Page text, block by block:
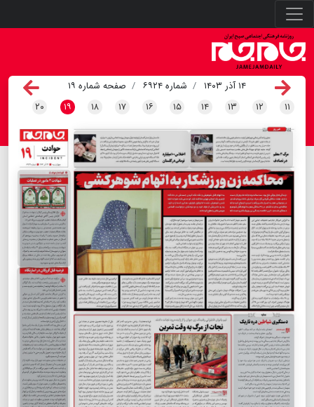
۱۴ آذر ۱۴۰۳ شماره ۶۹۲۴
صفحه شماره ۱۹
۱۱ ۱۲ ۱۳ ۱۴ ۱۵ ۱۶ ۱۷ ۱۸ ۱۹ ۲۰